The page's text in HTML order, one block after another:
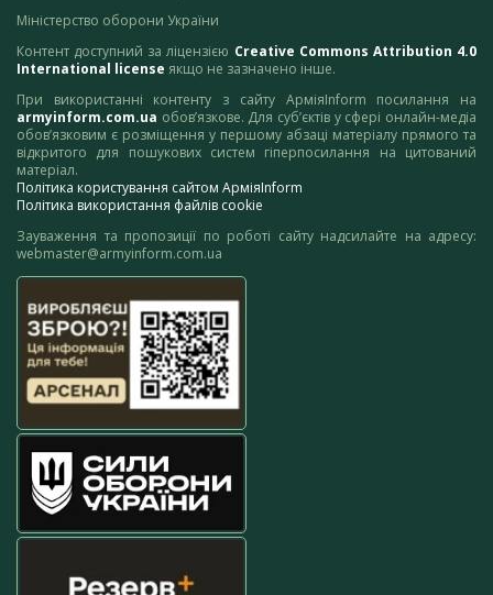
Міністерство оборони України
Контент доступний за ліцензією Creative Commons Attribution 4.0
International license якщо не зазначено інше.
При використанні контенту з сайту АрміяInform посилання на
armyinform.com.ua обов’язкове. Для суб’єктів у сфері онлайн-медіа
обов’язковим є розміщення у першому абзаці матеріалу прямого та
відкритого для пошукових систем гіперпосилання на цитований
матеріал.
Політика користування сайтом АрміяInform
Політика використання файлів cookie
Зауваження та пропозиції по роботі сайту надсилайте на адресу:
webmaster@armyinform.com.ua